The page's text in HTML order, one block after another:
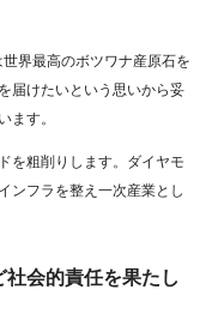
界最高のボツワナ産原石を
届けたいという思いから妥
す。
を粗削りします。ダイヤモ
ンフラを整え一次産業とし
会的責任を果たし